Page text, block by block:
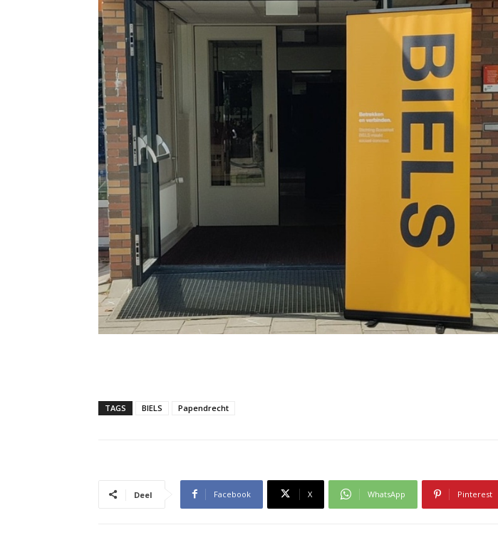
TAGS BIELS Papendrecht
Deel Facebook X WhatsApp Pinterest